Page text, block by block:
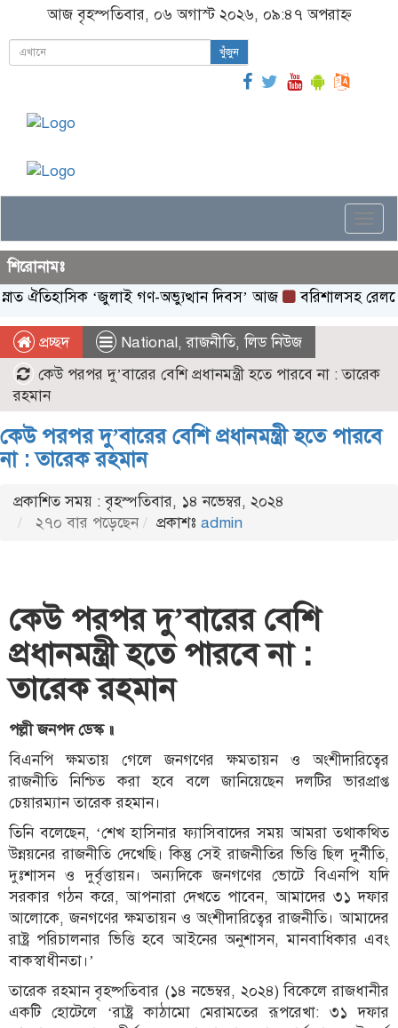
আজ বৃহস্পতিবার, ০৬ অগাস্ট ২০২৬, ০৯:৪৭ অপরাহ্ন
খুঁজুন
শিরোনামঃ
‌‘জুলাই গণ-অভ্যুত্থান দিবস’ আজ
বরিশালসহ রেলসেবা
প্রচ্ছদ National,রাজনীতি,লিড নিউজ
কেউ পরপর দু’বারের বেশি প্রধানমন্ত্রী হতে পারবে না : তারেক
রহমান
কেউ পরপর দু’বারের বেশি প্রধানমন্ত্রী হতে পারবে
না : তারেক রহমান
প্রকাশিত সময় : বৃহস্পতিবার, ১৪ নভেম্বর, ২০২৪
২৭০ বার পড়েছেন
প্রকাশঃ admin
কেউ পরপর দু’বারের বেশি
প্রধানমন্ত্রী হতে পারবে না :
তারেক রহমান
পল্লী জনপদ ডেস্ক ॥
বিএনপি ক্ষমতায় গেলে জনগণের ক্ষমতায়ন ও অংশীদারিত্বের
রাজনীতি নিশ্চিত করা হবে বলে জানিয়েছেন দলটির ভারপ্রাপ্ত
চেয়ারম্যান তারেক রহমান।
তিনি বলেছেন, ‘শেখ হাসিনার ফ্যাসিবাদের সময় আমরা তথাকথিত
উন্নয়নের রাজনীতি দেখেছি। কিন্তু সেই রাজনীতির ভিত্তি ছিল দুর্নীতি,
দুঃশাসন ও দুর্বৃত্তায়ন। অন্যদিকে জনগণের ভোটে বিএনপি যদি
সরকার গঠন করে, আপনারা দেখতে পাবেন, আমাদের ৩১ দফার
আলোকে, জনগণের ক্ষমতায়ন ও অংশীদারিত্বের রাজনীতি। আমাদের
রাষ্ট্র পরিচালনার ভিত্তি হবে আইনের অনুশাসন, মানবাধিকার এবং
বাকস্বাধীনতা।’
তারেক রহমান বৃহষ্পতিবার (১৪ নভেম্বর, ২০২৪) বিকেলে রাজধানীর
একটি হোটেলে ‘রাষ্ট্র কাঠামো মেরামতের রূপরেখা: ৩১ দফার